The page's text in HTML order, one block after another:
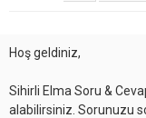
Hoş geldiniz,
Sihirli Elma Soru &
alabilirsiniz. Sorunuzu